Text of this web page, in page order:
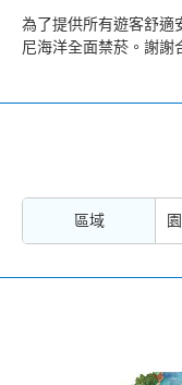
為了提供所有遊客舒適
尼海洋全面禁菸。謝謝
區域